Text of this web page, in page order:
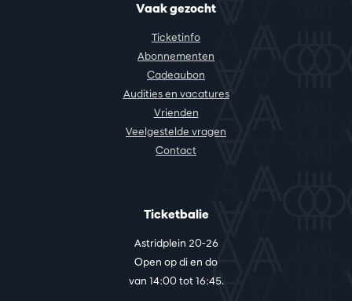
Vaak gezocht
Ticketinfo
Abonnementen
Cadeaubon
Audities en vacatures
Vrienden
Veelgestelde vragen
Contact
Ticketbalie
Astridplein 20-26
Open op di en do
van 14:00 tot 16:45.